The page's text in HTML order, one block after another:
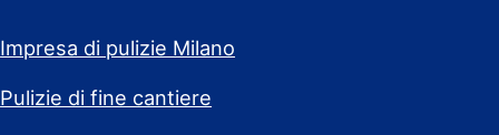
Impresa di pulizie Milano
Pulizie di fine cantiere